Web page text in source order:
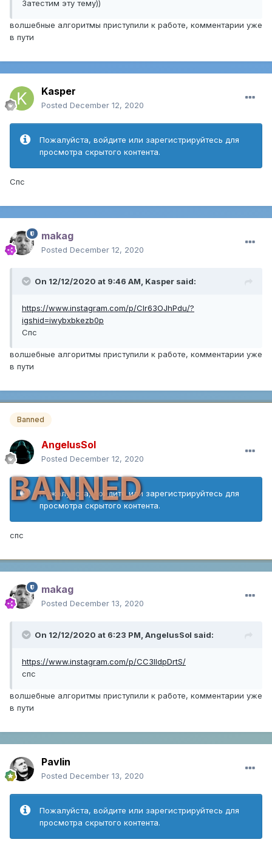
Затестим эту тему))
волшебные алгоритмы приступили к работе, комментарии уже
в пути
Kasper
Posted December 12, 2020
Пожалуйста, войдите или зарегистрируйтесь для
просмотра скрытого контента.
Спс
makag
Posted December 12, 2020
On 12/12/2020 at 9:46 AM, Kasper said:
https://www.instagram.com/p/CIr63OJhPdu/?
igshid=iwybxbkezb0p
Спс
волшебные алгоритмы приступили к работе, комментарии уже
в пути
Banned
AngelusSol
Posted December 12, 2020
BANNED
Пожалуйста, войдите или зарегистрируйтесь для
просмотра скрытого контента.
спс
makag
Posted December 13, 2020
On 12/12/2020 at 6:23 PM, AngelusSol said:
https://www.instagram.com/p/CC3IIdpDrtS/
спс
волшебные алгоритмы приступили к работе, комментарии уже
в пути
Pavlin
Posted December 13, 2020
Пожалуйста, войдите или зарегистрируйтесь для
просмотра скрытого контента.